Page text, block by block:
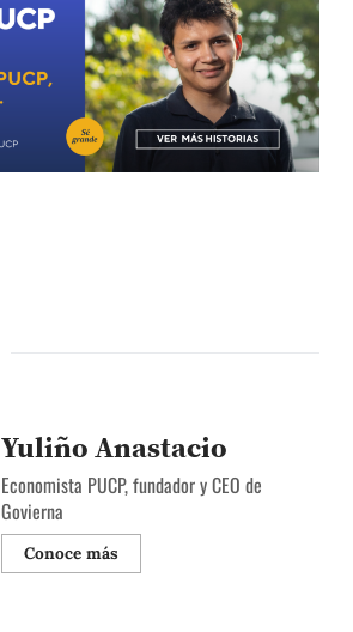
Yuliño Anastacio
Economista PUCP, fundador y CEO de
Govierna
Conoce más